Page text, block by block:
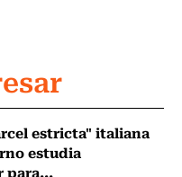
estricta" italiana
estudia
para...